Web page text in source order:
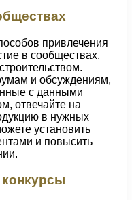
привлечения
в сообществах,
и обсуждениям,
с данными
отвечайте на
в нужных
установить
и повысить